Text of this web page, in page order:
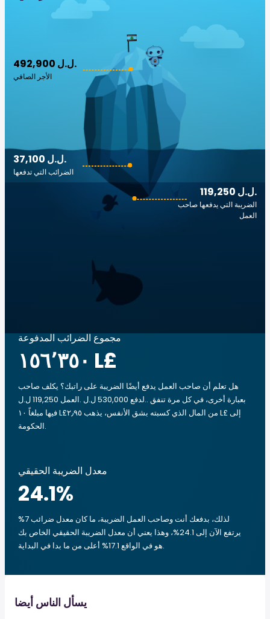
492,900 ل.ل.‎
الأجر الصافي
119,250 ل.ل.‎
الضريبة التي يدفعها صاحب
العمل
37,100 ل.ل.‎
الضرائب التي تدفعها
مجموع الضرائب المدفوعة
‏١٥٦٬٣٥٠ L£
هل تعلم أن صاحب العمل يدفع أيضًا الضريبة على راتبك؟ يكلف صاحب
العمل 119,250 ل.ل.‎ لدفع 530,000 ل.ل.‎. بعبارة أخرى، في كل مرة تنفق
فيها مبلغاً ‏١٠ L£من المال الذي كسبته بشق الأنفس، يذهب ‏٢٫٩٥ L£ إلى
الحكومة.
معدل الضريبة الحقيقي
24.1%
لذلك، بدفعك أنت وصاحب العمل الضريبة، ما كان معدل ضرائب 7%
يرتفع الآن إلى 24.1%، وهذا يعني أن معدل الضريبة الحقيقي الخاص بك
هو في الواقع 17.1% أعلى من ما بدا في البداية.
يسأل الناس أيضا